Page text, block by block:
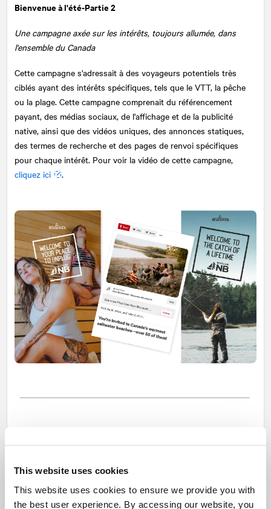
This website uses cookies
This website uses cookies to ensure we provide you with
the best user experience. By accessing our website, you
Bienvenue à l'été-Partie 2
Une campagne axée sur les intérêts, toujours allumée, dans
l'ensemble du Canada
Cette campagne s'adressait à des voyageurs potentiels très
ciblés ayant des intérêts spécifiques, tels que le VTT, la pêche
ou la plage. Cette campagne comprenait du référencement
payant, des médias sociaux, de l'affichage et de la publicité
native, ainsi que des vidéos uniques, des annonces statiques,
des termes de recherche et des pages de renvoi spécifiques
pour chaque intérêt. Pour voir la vidéo de cette campagne,
cliquez ici
.
Partant du constat que les Canadiens ayant un lien avec le
Nouveau-Brunswick sont plus susceptibles de vouloir y